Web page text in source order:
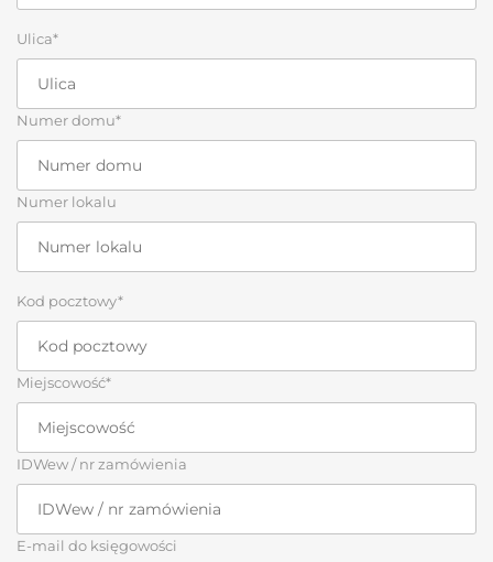
Ulica*
Numer domu*
Numer lokalu
Kod pocztowy*
Miejscowość*
IDWew / nr zamówienia
E-mail do księgowości